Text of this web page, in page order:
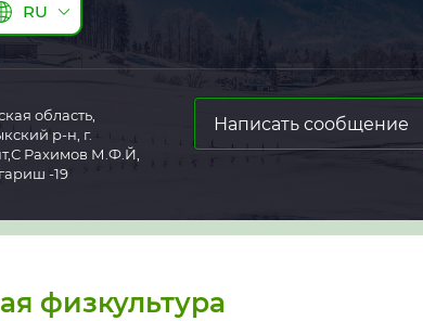
RU
область,
р-н, г.
Рахимов М.Ф.Й,
-19
Написать сообщение
физкультура